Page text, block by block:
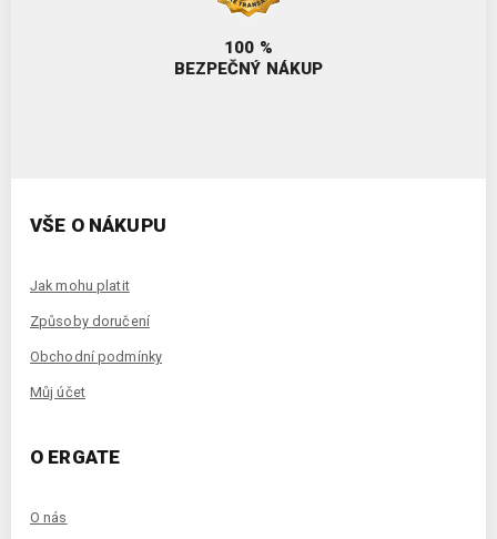
100 %
BEZPEČNÝ NÁKUP
VŠE O NÁKUPU
Jak mohu platit
Způsoby doručení
Obchodní podmínky
Můj účet
O ERGATE
O nás